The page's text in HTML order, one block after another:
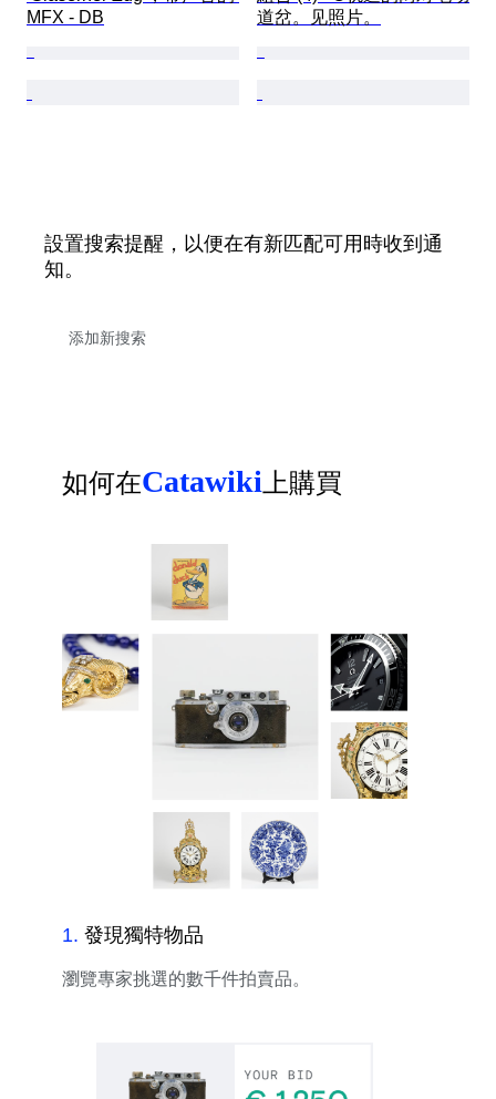
MFX - DB
道岔。见照片。
設置搜索提醒，以便在有新匹配可用時收到通
知。
如何在Catawiki 上購買
1. 發現獨特物品
瀏覽專家挑選的數千件拍賣品。